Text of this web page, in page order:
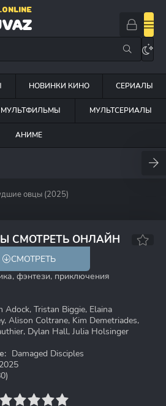
.ONLINE
НОВИНКИ КИНО СЕРИАЛЫ
МУЛЬТФИЛЬМЫ МУЛЬТСЕРИАЛЫ
АНИМЕ
овцы (2025)
СМОТРЕТЬ ОНЛАЙН
СМОТРЕТЬ
фэнтези, приключения
Adock, Tristan Biggie, Elaina
Alison Coltrane, Kim Demetriades,
Dylan Hall, Julia Holsinger
Damaged Disciples